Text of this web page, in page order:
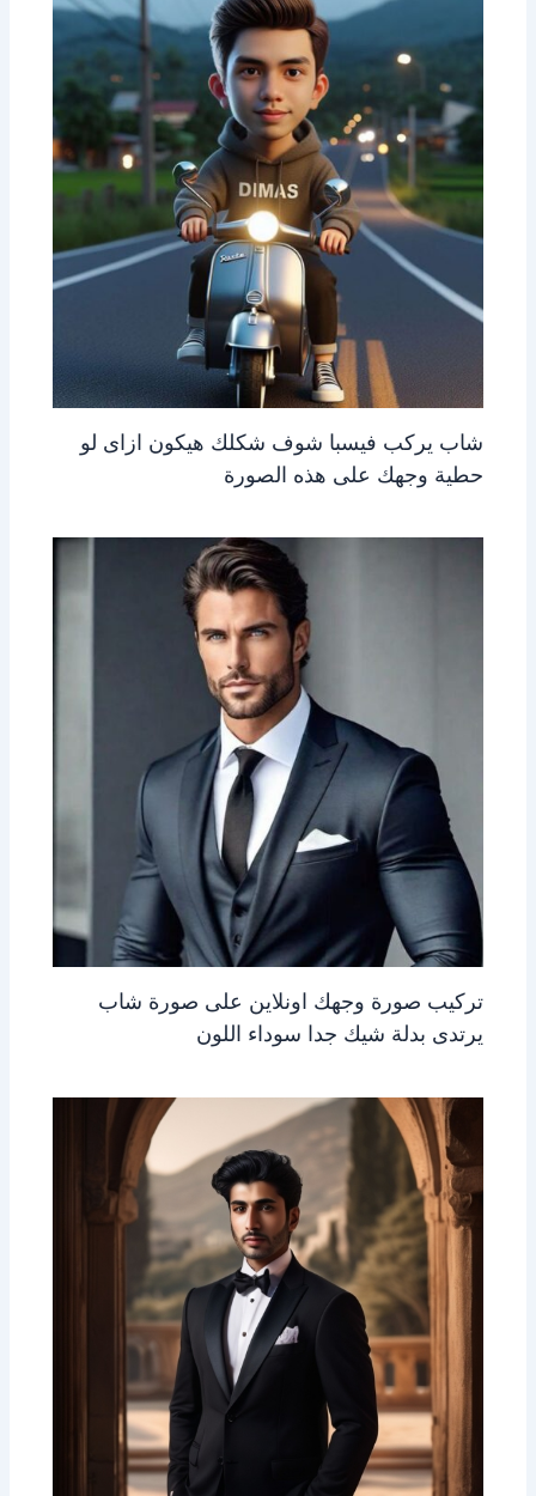
شاب يركب فيسبا شوف شكلك هيكون ازاى لو
حطية وجهك على هذه الصورة
تركيب صورة وجهك اونلاين على صورة شاب
يرتدى بدلة شيك جدا سوداء اللون